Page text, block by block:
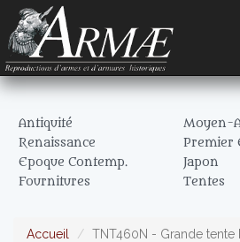
Antiquité
Moyen-
Renaissance
Premier
Epoque Contemp.
Japon
Fournitures
Tentes
Accueil TNT460N - Grande